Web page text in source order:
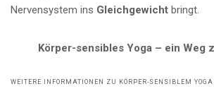
Nervensystem ins Gleichgewicht bringt.
Körper-sensibles Yoga – ein Weg
WEITERE INFORMATIONEN ZU KÖRPER-SENSIBLEM YOGA